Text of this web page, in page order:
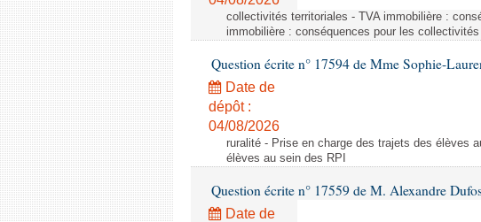
collectivités territoriales - TVA immobilière :
immobilière : conséquences pour les
Question écrite n° 17594 de Mme Sophie-
Date de
dépôt :
04/08/2026
ruralité - Prise en charge des trajets des élèves
élèves au sein des RPI
Question écrite n° 17559 de M. Alexandre
Date de